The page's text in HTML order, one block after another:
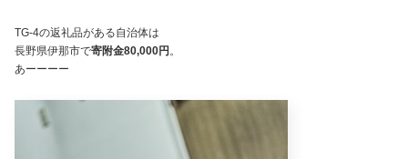
TG-4の返礼品がある自治体は
長野県伊那市で寄附金80,000円 。
あーーーー